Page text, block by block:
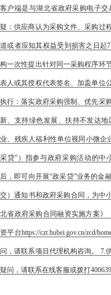
客户端是与湖北省政府采购电子
疑：供应商认为采购文件、采购过
道或者应知其权益受到损害之日起
构一次性提出针对同一采购程序环
表人或其授权代表签名、加盖单位
执行：落实政府采购强制、优先采
新、支持绿色发展、扶持不发达
业、残疾人福利性单位视同小微企
采贷”）指参与政府采购活动的中
后，即可向开展“政采贷”业务的金
交）通知书和政府采购合同，为中
北省政府采购合同融资实施方案》
资平台https://czt.hubei.gov.cn/zcd/
问，请联系项目代理机构咨询。 7.
疑问，请联系在线客服或拨打